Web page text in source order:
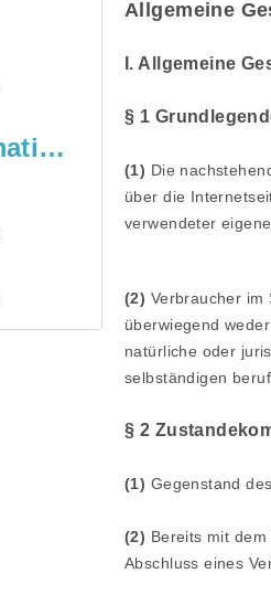
Kundeninformationen
Allgemeine
I. Allgemeine
§ 1
(1) Die
über die
verwendeter
(2) Verbraucher im
überwiegend
natürliche oder
selbständigen
§ 2
(1) Gegenstand
(2) Bereits mit
Abschluss eines